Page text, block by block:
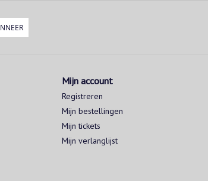
Mijn account
Registreren
Mijn bestellingen
Mijn tickets
Mijn verlanglijst